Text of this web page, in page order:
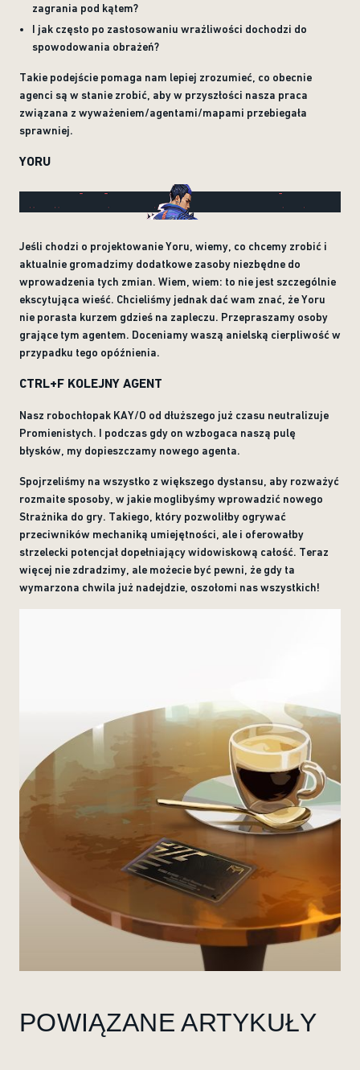
zagrania pod kątem?
I jak często po zastosowaniu wrażliwości dochodzi do
spowodowania obrażeń?
Takie podejście pomaga nam lepiej zrozumieć, co obecnie
agenci są w stanie zrobić, aby w przyszłości nasza praca
związana z wyważeniem/agentami/mapami przebiegała
sprawniej.
YORU
Jeśli chodzi o projektowanie Yoru, wiemy, co chcemy zrobić i
aktualnie gromadzimy dodatkowe zasoby niezbędne do
wprowadzenia tych zmian. Wiem, wiem: to nie jest szczególnie
ekscytująca wieść. Chcieliśmy jednak dać wam znać, że Yoru
nie porasta kurzem gdzieś na zapleczu. Przepraszamy osoby
grające tym agentem. Doceniamy waszą anielską cierpliwość w
przypadku tego opóźnienia.
CTRL+F KOLEJNY AGENT
Nasz robochłopak KAY/O od dłuższego już czasu neutralizuje
Promienistych. I podczas gdy on wzbogaca naszą pulę
błysków, my dopieszczamy nowego agenta.
Spojrzeliśmy na wszystko z większego dystansu, aby rozważyć
rozmaite sposoby, w jakie moglibyśmy wprowadzić nowego
Strażnika do gry. Takiego, który pozwoliłby ogrywać
przeciwników mechaniką umiejętności, ale i oferowałby
strzelecki potencjał dopełniający widowiskową całość. Teraz
więcej nie zdradzimy, ale możecie być pewni, że gdy ta
wymarzona chwila już nadejdzie, oszołomi nas wszystkich!
POWIĄZANE ARTYKUŁY